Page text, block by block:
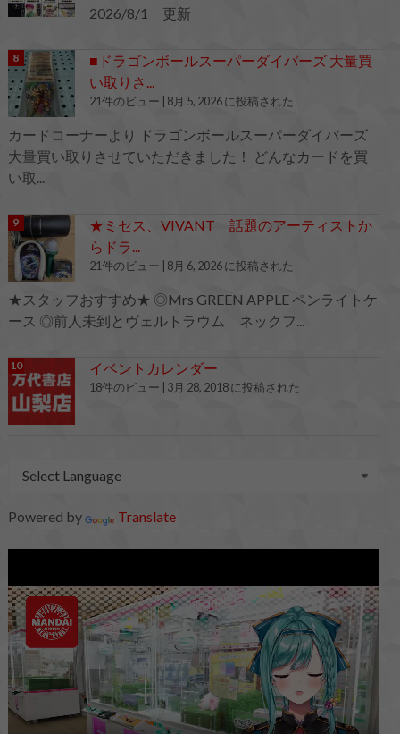
2026/8/1 更新
■ドラゴンボールスーパーダイバーズ 大量買
い取りさ...
21件のビュー 8月 5, 2026 に投稿された
カードコーナーより ドラゴンボールスーパーダイバーズ
大量買い取りさせていただきました！ どんなカードを買
い取...
★ミセス、VIVANT 話題のアーティストか
らドラ...
21件のビュー 8月 6, 2026 に投稿された
★スタッフおすすめ★ ◎Mrs GREEN APPLE ペンライトケ
ース ◎前人未到とヴェルトラウム ネックフ...
イベントカレンダー
18件のビュー 3月 28, 2018 に投稿された
Powered by Translate